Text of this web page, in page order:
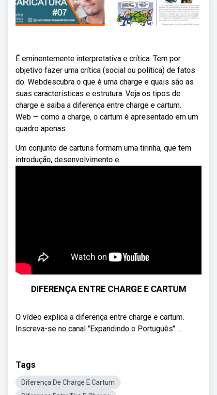
É eminentemente interpretativa e crítica. Tem por
objetivo fazer uma crítica (social ou política) de fatos
do. Webdescubra o que é uma charge e quais são as
suas características e estrutura. Veja os tipos de
charge e saiba a diferença entre charge e cartum.
Web — como a charge, o cartum é apresentado em um
quadro apenas.
Um conjunto de cartuns formam uma tirinha, que tem
introdução, desenvolvimento e.
DIFERENÇA ENTRE CHARGE E CARTUM
O vídeo explica a diferença entre charge e cartum.
Inscreva-se no canal "Expandindo o Português" ...
Tags
Diferença De Charge E Cartum